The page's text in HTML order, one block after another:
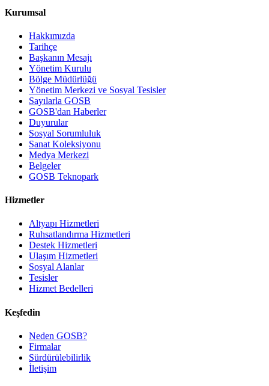
Kurumsal
Hakkımızda
Tarihçe
Başkanın Mesajı
Yönetim Kurulu
Bölge Müdürlüğü
Yönetim Merkezi ve Sosyal Tesisler
Sayılarla GOSB
GOSB'dan Haberler
Duyurular
Sosyal Sorumluluk
Sanat Koleksiyonu
Medya Merkezi
Belgeler
GOSB Teknopark
Hizmetler
Altyapı Hizmetleri
Ruhsatlandırma Hizmetleri
Destek Hizmetleri
Ulaşım Hizmetleri
Sosyal Alanlar
Tesisler
Hizmet Bedelleri
Keşfedin
Neden GOSB?
Firmalar
Sürdürülebilirlik
İletişim